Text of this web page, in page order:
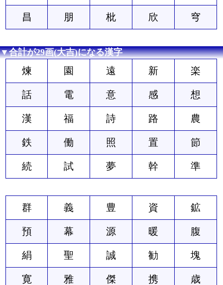
昌 朋 枇 欣 穹
▼合計が29画(大吉)になる漢字
煉 園 遠 新 楽
話 電 意 感 想
漢 福 詩 路 農
鉄 働 照 置 節
続 試 夢 幹 準
群 義 豊 資 鉱
預 幕 源 暖 腹
絹 聖 誠 勧 塊
寛 雅 傑 携 歳